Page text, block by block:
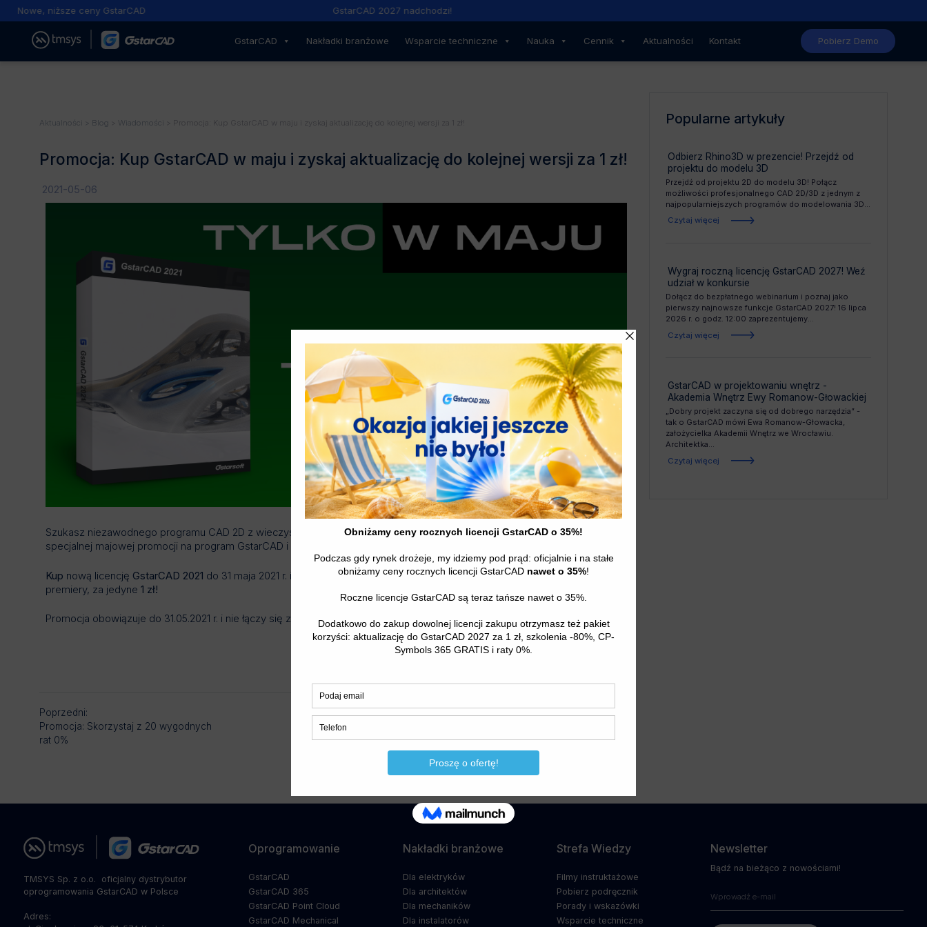
Nowe, niższe ceny GstarCAD GstarCAD 2027 nadchodzi!
GstarCAD Nakładki branżowe Wsparcie techniczne Nauka Cennik Aktualności Kontakt Pobierz Demo
Aktualności Blog Wiadomości > Promocja: Kup GstarCAD w maju i zyskaj aktualizację do kolejnej wersji za 1 zł!
Promocja: Kup GstarCAD w maju i zyskaj aktualizację do kolejnej wersji za 1 zł!
2021-05-06
Szukasz niezawodnego programu CAD 2D z wieczystą licencją, który odczuwalnie usprawni Twoją pracę? Skorzystaj ze
specjalnej majowej promocji na program GstarCAD i zacznij projektować na wyższym poziomie!
Kup nową licencję GstarCAD 2021 do 31 maja 2021 r. i zyskaj aktualizację dokolejnej wersjiGstarCAD 2022,w momencie
premiery, za jedyne 1 zł!
Promocja obowiązuje do 31.05.2021 r. i nie łączy się z innymi promocjami.
Poprzedni:
Promocja: Skorzystaj z 20 wygodnych
rat 0%
Następny:
najnowszą licencją programu
Popularne artykuły
Odbierz Rhino3D w prezencie! Przejdź od
projektu do modelu 3D
Przejdź od projektu 2D do modelu 3D! Połącz
możliwości profesjonalnego CAD 2D/3D z jednym z
najpopularniejszych programów do modelowania 3D...
Czytaj więcej
Wygraj roczną licencję GstarCAD 2027! Weź
udział w konkursie
Dołącz do bezpłatnego webinarium i poznaj jako
pierwszy najnowsze funkcje GstarCAD 2027! 16 lipca
2026 r. o godz. 12:00 zaprezentujemy...
Czytaj więcej
GstarCAD w projektowaniu wnętrz -
Akademia Wnętrz Ewy Romanow-Głowackiej
„Dobry projekt zaczyna się od dobrego narzędzia” -
tak o GstarCAD mówi Ewa Romanow-Głowacka,
założycielka Akademii Wnętrz we Wrocławiu.
Architektka...
Czytaj więcej
TMSYS Sp. z o.o. ­ oficjalny dystrybutor
oprogramowania GstarCAD w Polsce
Adres:
Oprogramowanie
GstarCAD
GstarCAD 365
GstarCAD Point Cloud
GstarCAD Mechanical
Nakładki branżowe
Dla elektryków
Dla architektów
Dla mechaników
Dla instalatorów
Strefa Wiedzy
Filmy instruktażowe
Pobierz podręcznik
Porady i wskazówki
Wsparcie techniczne
Newsletter
Bądź na bieżąco z nowościami!